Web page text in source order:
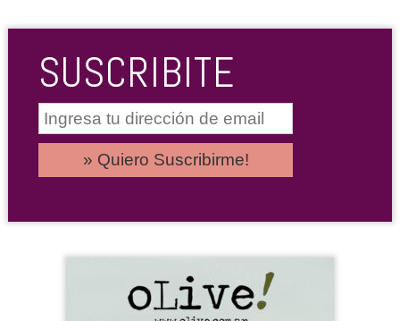
SUSCRIBITE